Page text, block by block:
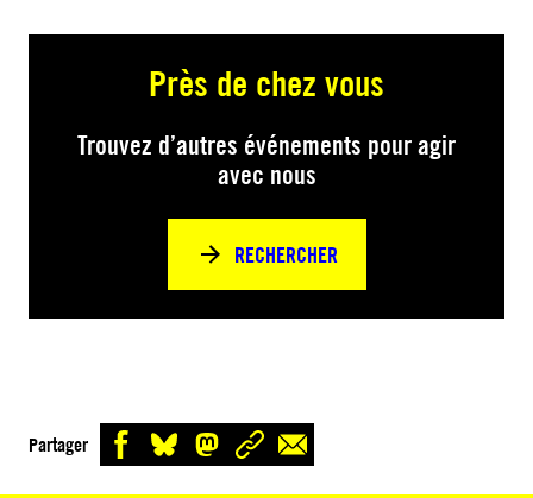
Près de chez vous
Trouvez d’autres événements pour agir
avec nous
RECHERCHER
Partager